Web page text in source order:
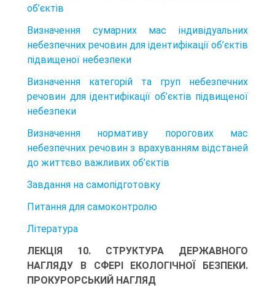
об’єктів
Визначення сумарних мас індивідуальних
небезпечних речовин для ідентифікації об’єктів
підвищеної небезпеки
Визначення категорій та груп небезпечних
речовин для ідентифікації об’єктів підвищеної
небезпеки
Визначення нормативу порогових мас
небезпечних речовин з врахуванням відстаней
до життєво важливих об’єктів
Завдання на самопідготовку
Питання для самоконтролю
Література
ЛЕКЦІЯ 10. СТРУКТУРА ДЕРЖАВНОГО
НАГЛЯДУ В СФЕРІ ЕКОЛОГІЧНОЇ БЕЗПЕКИ.
ПРОКУРОРСЬКИЙ НАГЛЯД